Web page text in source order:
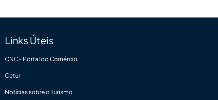
Links Úteis
CNC - Portal do Comércio
Cetur
Notícias sobre o Turismo